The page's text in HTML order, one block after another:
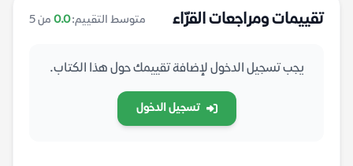
تقييمات ومراجعات القرّاء متوسط التقييم:0.0 من 5
يجب تسجيل الدخول لإضافة تقييمك حول هذا الكتاب.
تسجيل الدخول